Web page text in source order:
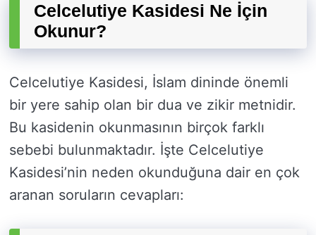
Celcelutiye Kasidesi Ne İçin
Okunur?
Celcelutiye Kasidesi, İslam dininde önemli
bir yere sahip olan bir dua ve zikir metnidir.
Bu kasidenin okunmasının birçok farklı
sebebi bulunmaktadır. İşte Celcelutiye
Kasidesi’nin neden okunduğuna dair en çok
aranan soruların cevapları: